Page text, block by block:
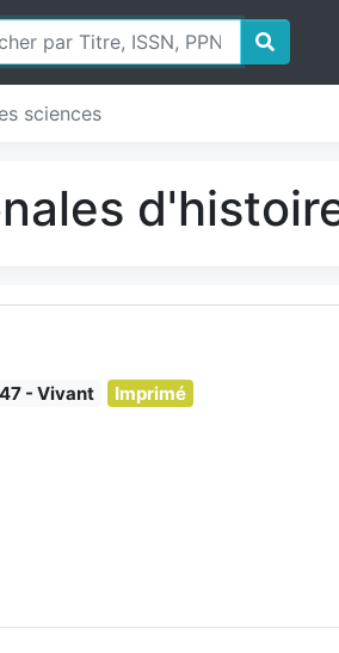
sciences
- Vivant Imprimé